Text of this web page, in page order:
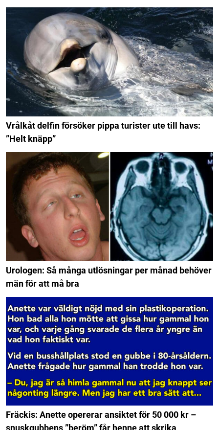
Vrålkåt delfin försöker pippa turister ute till havs:
”Helt knäpp”
Urologen: Så många utlösningar per månad behöver
män för att må bra
Fräckis: Anette opererar ansiktet för 50 000 kr –
snuskgubbens ”beröm” får henne att skrika